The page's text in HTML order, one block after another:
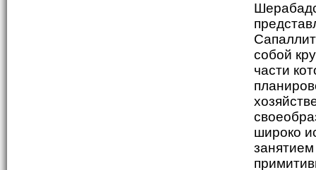
собой
части
широко